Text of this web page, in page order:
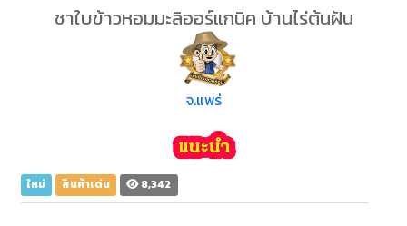
ชาใบข้าวหอมมะลิออร์แกนิค บ้านไร่ต้นฝัน
จ.แพร่
ใหม่ สินค้าเด่น 8,342